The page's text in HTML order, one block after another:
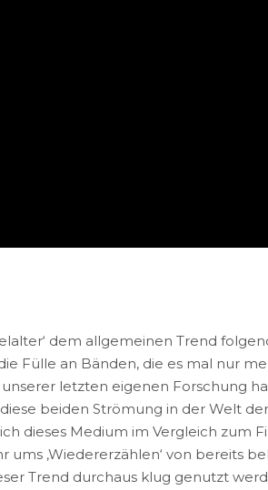
dem allgemeinen Trend
Fülle an Bänden, die es mal nur
letzten eigenen Forschung
beiden Strömung in der Welt
dieses Medium im Vergleich zum
ums ‚Wiedererzählen‘ von bereits
Trend durchaus klug genutzt